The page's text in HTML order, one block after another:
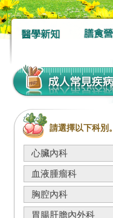
請選擇以下科別。
心臟內科
血液腫瘤科
胸腔內科
胃腸肝膽內外科